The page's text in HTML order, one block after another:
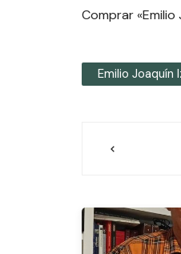
Comprar
Emilio Joaquín